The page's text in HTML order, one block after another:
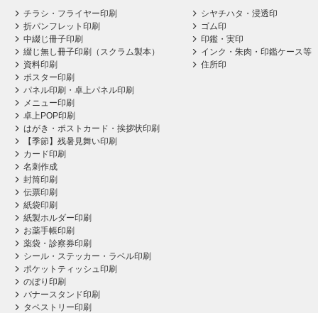
チラシ・フライヤー印刷
折パンフレット印刷
中綴じ冊子印刷
綴じ無し冊子印刷（スクラム製本）
資料印刷
ポスター印刷
パネル印刷・卓上パネル印刷
メニュー印刷
卓上POP印刷
はがき・ポストカード・挨拶状印刷
【季節】残暑見舞い印刷
カード印刷
名刺作成
封筒印刷
伝票印刷
紙袋印刷
紙製ホルダー印刷
お薬手帳印刷
薬袋・診察券印刷
シール・ステッカー・ラベル印刷
ポケットティッシュ印刷
のぼり印刷
バナースタンド印刷
タペストリー印刷
シヤチハタ・浸透印
ゴム印
印鑑・実印
インク・朱肉・印鑑ケース等
住所印